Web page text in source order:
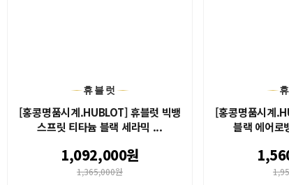
휴블럿
[홍콩명품시계.HUBLOT] 휴블럿 빅뱅
스프릿 티타늄 블랙 세라믹 ...
1,092,000원
1,365,000원
[홍콩명품시계
블랙 에어로